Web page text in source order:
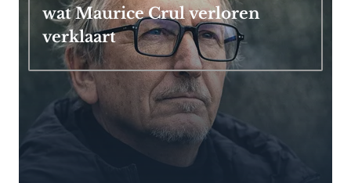
wat Maurice Crul verloren
verklaart